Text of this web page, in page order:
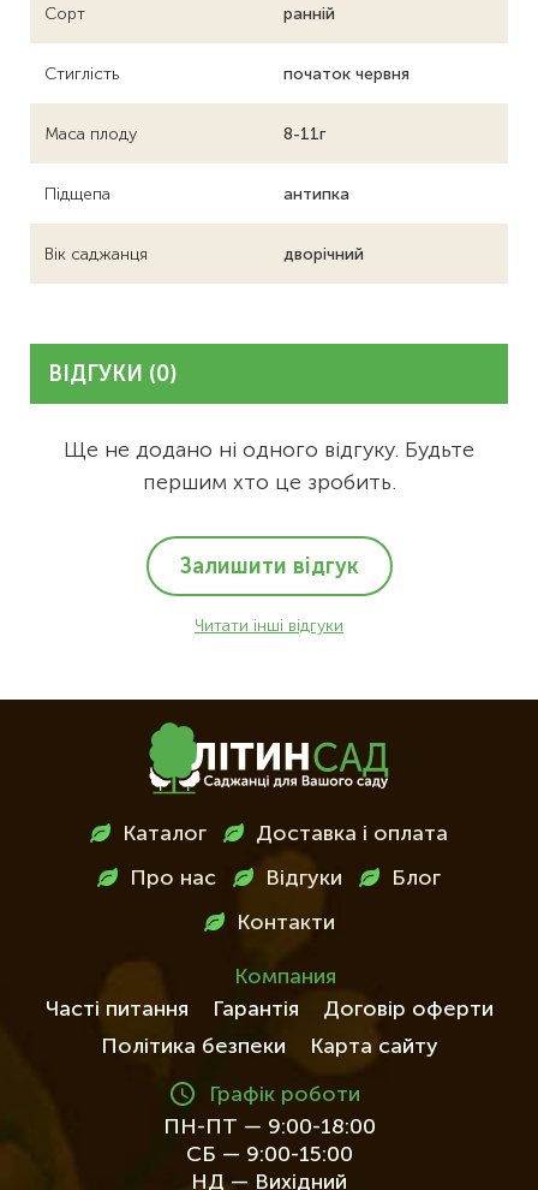
Сорт ранній
Стиглість початок червня
Маса плоду 8-11г
Підщепа антипка
Вік саджанця дворічний
ВІДГУКИ (0)
Ще не додано ні одного відгуку. Будьте
першим хто це зробить.
Залишити відгук
Читати інші відгуки
Каталог Доставка і оплата
Про нас Відгуки Блог
Контакти
Компания
Часті питання
Гарантія
Договір оферти
Політика безпеки
Карта сайту
Графік роботи
ПН-ПТ — 9:00-18:00
СБ — 9:00-15:00
НД — Вихідний